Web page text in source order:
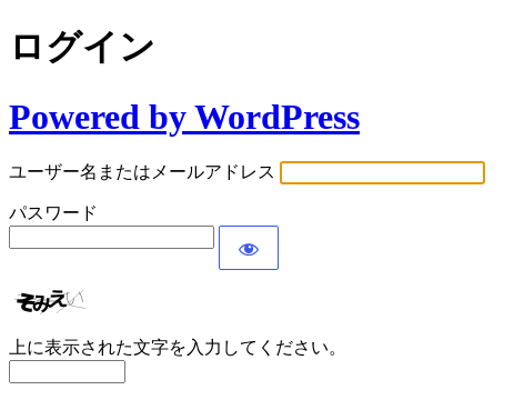
ログイン
Powered by WordPress
ユーザー名またはメールアドレス
パスワード
上に表示された文字を入力してください。